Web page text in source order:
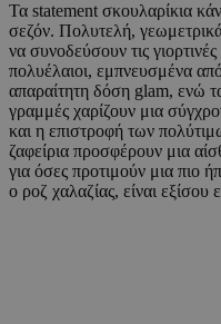
Τα statement σκουλαρίκια
σεζόν. Πολυτελή, γεωμετρικά
να συνοδεύσουν τις
πολυέλαιοι, εμπνευσμένα
απαραίτητη δόση glam, ενώ
γραμμές χαρίζουν μια
και η επιστροφή των
ζαφείρια προσφέρουν μια
για όσες προτιμούν μια πιο
ο ροζ χαλαζίας, είναι εξίσου